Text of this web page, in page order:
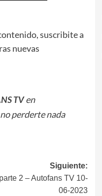
suscribite a
nuevas
TV en
perderte nada
Siguiente:
2 – Autofans TV 10-
06-2023